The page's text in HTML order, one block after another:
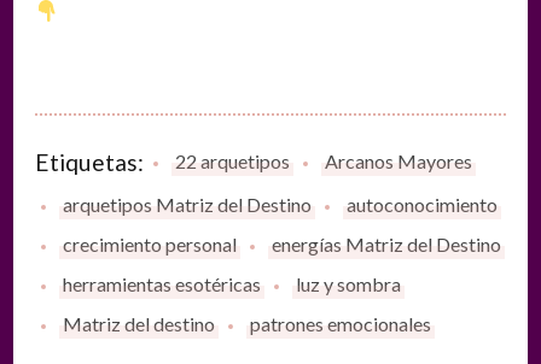
Etiquetas: 22 arquetipos
Arcanos Mayores
arquetipos Matriz del Destino
autoconocimiento
crecimiento personal
energías Matriz del Destino
herramientas esotéricas
luz y sombra
Matriz del destino
patrones emocionales